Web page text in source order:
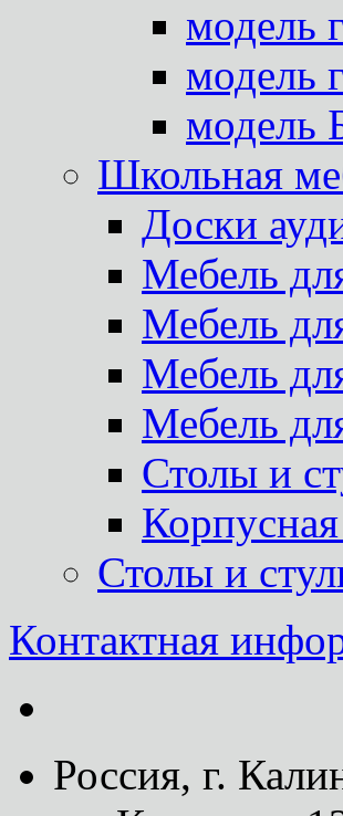
модель
модель
модель
Школьная
Доски
Мебель
Мебель
Мебель
Мебель
Столы и
Столы и
Контактная
Россия, г.